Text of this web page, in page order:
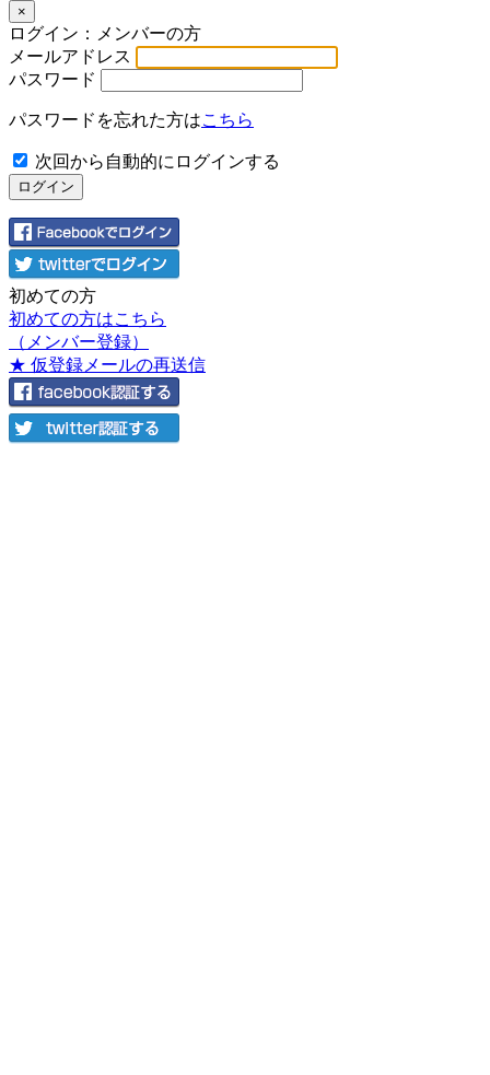
×
ログイン：メンバーの方
メールアドレス
パスワード
パスワードを忘れた方はこちら
次回から自動的にログインする
初めての方
初めての方はこちら
（メンバー登録）
★ 仮登録メールの再送信